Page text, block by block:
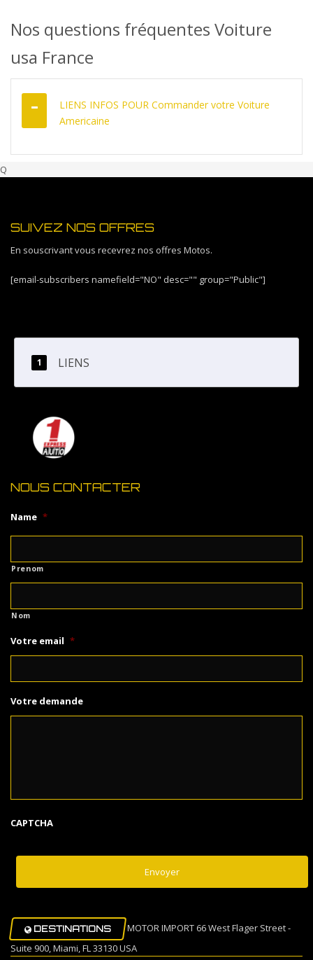
Nos questions fréquentes Voiture
usa France
LIENS INFOS POUR Commander votre Voiture
Americaine
Q
SUIVEZ NOS OFFRES
En souscrivant vous recevrez nos offres Motos.
[email-subscribers namefield="NO" desc="" group="Public"]
LIENS
NOUS CONTACTER
Name *
Prenom
Nom
Votre email *
Votre demande
CAPTCHA
DESTINATIONS
MOTOR IMPORT 66 West Flager Street -
Suite 900, Miami, FL 33130 USA